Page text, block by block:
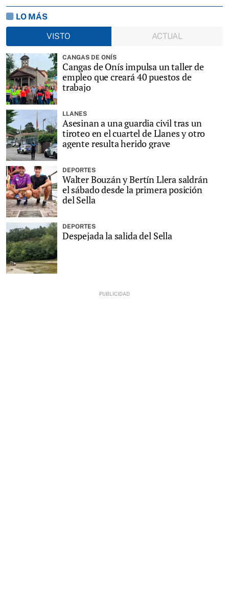
LO MÁS
VISTO
ACTUAL
CANGAS DE ONÍS
Cangas de Onís impulsa un taller de
empleo que creará 40 puestos de
trabajo
LLANES
Asesinan a una guardia civil tras un
tiroteo en el cuartel de Llanes y otro
agente resulta herido grave
DEPORTES
Walter Bouzán y Bertín Llera saldrán
el sábado desde la primera posición
del Sella
DEPORTES
Despejada la salida del Sella